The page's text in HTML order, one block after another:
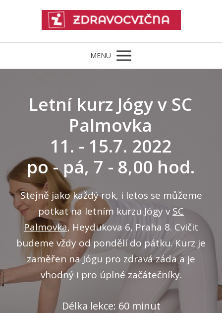
MENU
Letní kurz Jógy v SC
Palmovka
11. - 15.7. 2022
po - pá, 7 - 8,00 hod.
Stejně jako každý rok, i letos se můžeme
potkat na letním kurzu Jógy vSC
Palmovka, Heydukova 6, Praha 8. Cvičit
budeme vždy od pondělí do pátku. Kurz je
zaměřen na Jógu pro zdravá záda a je
vhodný i pro úplné začátečníky.
Délka lekce: 60 minut